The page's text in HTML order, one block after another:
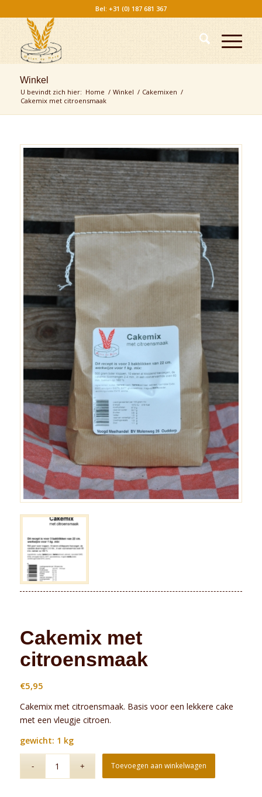
Bel: +31 (0) 187 681 367
Winkel
U bevindt zich hier: Home / Winkel / Cakemixen /
Cakemix met citroensmaak
Cakemix met
citroensmaak
€5,95
Cakemix met citroensmaak. Basis voor een lekkere cake
met een vleugje citroen.
gewicht: 1 kg
Toevoegen aan winkelwagen